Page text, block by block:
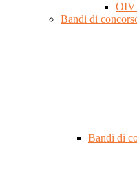
OIV
Bandi di
Bandi di